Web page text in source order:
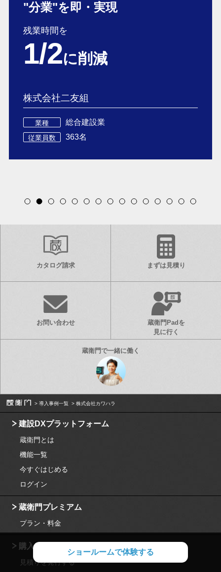
"分業"を即・実現
残業時間を
1/2に削減
株式会社二友組
業種 総合建設業
従業員数 363名
ショールームで体験する
カタログ請求 まずは見積り
お問い合わせ
蔵衛門Padを
見に行く
導入事例一覧 株式会社カワハラ
建設DXプラットフォーム
蔵衛門とは
機能一覧
今すぐはじめる
ログイン
蔵衛門プレミアム
プラン・料金
購入・見積り
見積りを発行する